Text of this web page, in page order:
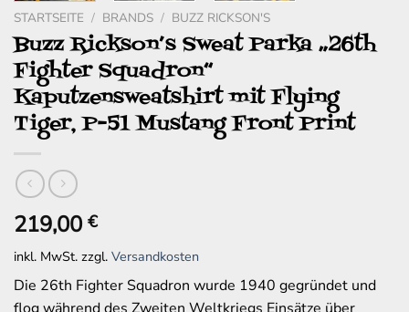
STARTSEITE / BRANDS / BUZZ RICKSON'S
Buzz Rickson’s Sweat Parka „26th
Fighter Squadron“
Kaputzensweatshirt mit Flying
Tiger, P-51 Mustang Front Print
219,00 €
inkl. MwSt. zzgl. Versandkosten
Die 26th Fighter Squadron wurde 1940 gegründet und